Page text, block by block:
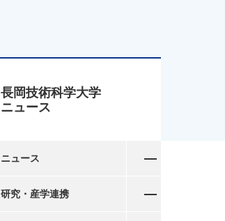
長岡技術科学大学
ニュース
ニュース
研究・産学連携